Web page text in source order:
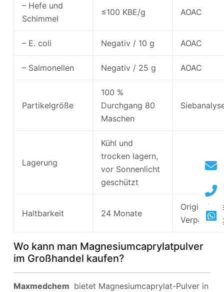
– Hefe und
Schimmel
≤100 KBE/g AOAC
– E. coli Negativ / 10 g AOAC
– Salmonellen Negativ / 25 g AOAC
Partikelgröße
100 %
Durchgang 80
Maschen
Lagerung
Kühl und
trocken lagern,
vor Sonnenlicht
geschützt
Haltbarkeit 24 Monate
Wo kann man Magnesiumcaprylatpulver
im Großhandel kaufen?
Maxmedchem bietet Magnesiumcaprylat-Pulver in